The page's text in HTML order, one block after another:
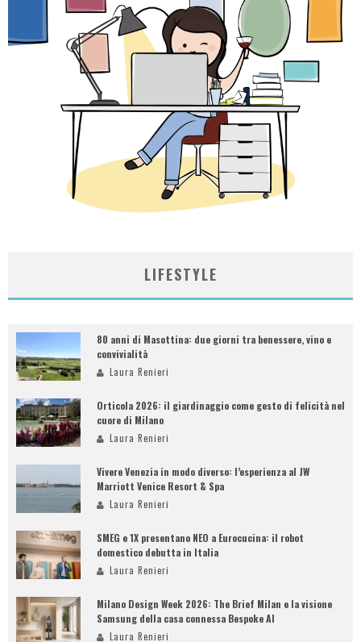
LIFESTYLE
80 anni di Masottina: due giorni tra benessere, vino e
convivialità
Laura Renieri
Orticola 2026: il giardinaggio come gesto di felicità nel
cuore di Milano
Laura Renieri
Vivere Venezia in modo diverso: l’esperienza al JW
Marriott Venice Resort & Spa
Laura Renieri
SMEG e 1X presentano NEO a Eurocucina: il robot
domestico debutta in Italia
Laura Renieri
Milano Design Week 2026: The Brief Milan e la visione
Samsung della casa connessa Bespoke AI
Laura Renieri